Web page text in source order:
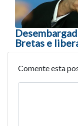
Bretas e
Comente esta